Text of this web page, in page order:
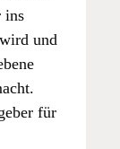
ins
und
für